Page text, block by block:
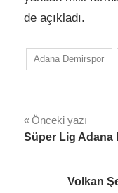
de açıkladı.
Adana Demirspor
Yazı
Önceki yazı
Süper Lig Adana
Volkan